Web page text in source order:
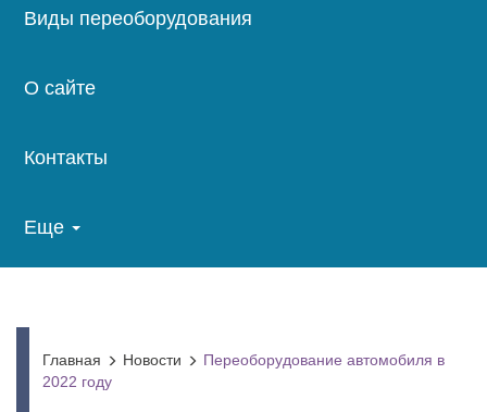
Виды переоборудования
О сайте
Контакты
Еще
Главная Новости
Переоборудование автомобиля в
2022 году